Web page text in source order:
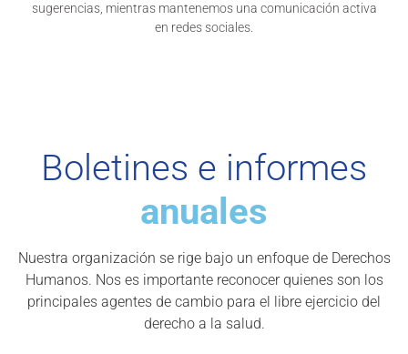
sugerencias, mientras mantenemos una comunicación activa
en redes sociales.
Boletines e informes
anuales
Nuestra organización se rige bajo un enfoque de Derechos
Humanos. Nos es importante reconocer quienes son los
principales agentes de cambio para el libre ejercicio del
derecho a la salud.